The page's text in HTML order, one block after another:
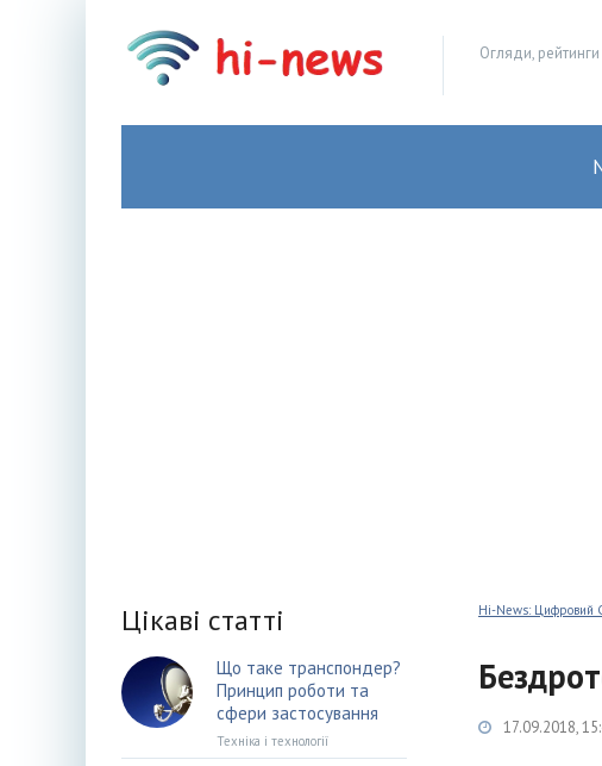
Огляди,
Hi-News: Цифровий
17.09.2018,
Цікаві статті
Що таке транспондер?
Принцип роботи та
сфери застосування
Техніка і технології